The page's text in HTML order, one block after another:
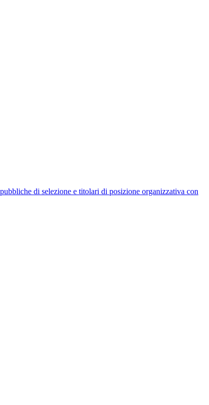
di selezione e titolari di posizione organizzativa con